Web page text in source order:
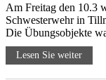
Am Freitag den 10.3
Schwesterwehr in
Die Übungsobjekte
Lesen Sie weiter